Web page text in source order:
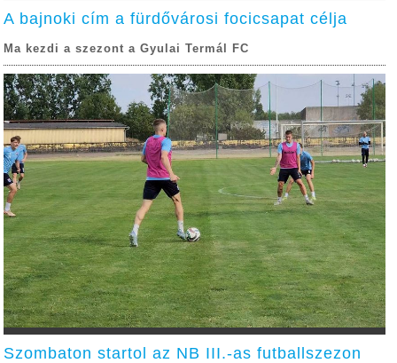
A bajnoki cím a fürdővárosi focicsapat célja
Ma kezdi a szezont a Gyulai Termál FC
Szombaton startol az NB III.-as futballszezon